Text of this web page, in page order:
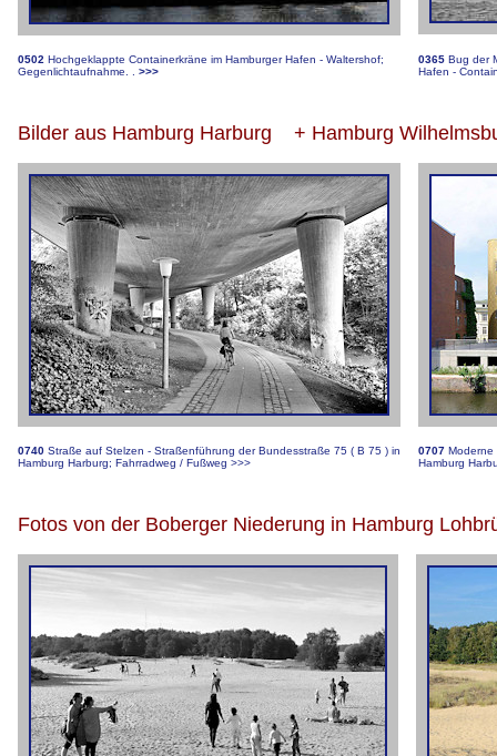
0502 Hochgeklappte Containerkräne im Hamburger Hafen - Waltershof;
Gegenlichtaufnahme. .
>>>
0365 Bug der
Hafen -
Bilder aus Hamburg Harburg + Hamburg
0740 Straße auf Stelzen - Straßenführung der Bundesstraße 75 ( B 75 ) in
Hamburg Harburg; Fahrradweg / Fußweg >>>
0707 Moderne
Hamburg
Fotos von der Boberger Niederung in Hamburg